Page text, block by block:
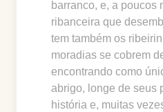
barranco, e, a poucos
ribanceira que
tem também os
moradias se cobrem
encontrando como
abrigo, longe de seus
história e, muitas